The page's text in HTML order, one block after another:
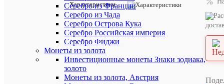
Серебро из Франции
Серебро из Чада
Серебро Острова Кука
Серебро Российская империя
Серебро Фиджи
Монеты из золота
Инвестиционные монеты Знаки зодиака,
золото
Монеты из золота, Австрия
Характеристики
отзыв
Артикул: